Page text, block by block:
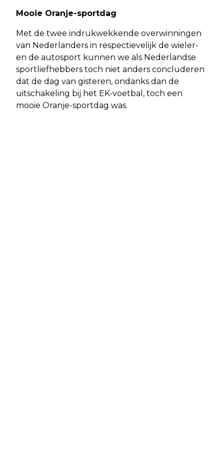
Mooie Oranje-sportdag
Met de twee indrukwekkende overwinningen
van Nederlanders in respectievelijk de wieler-
en de autosport kunnen we als Nederlandse
sportliefhebbers toch niet anders concluderen
dat de dag van gisteren, ondanks dan de
uitschakeling bij het EK-voetbal, toch een
mooie Oranje-sportdag was.